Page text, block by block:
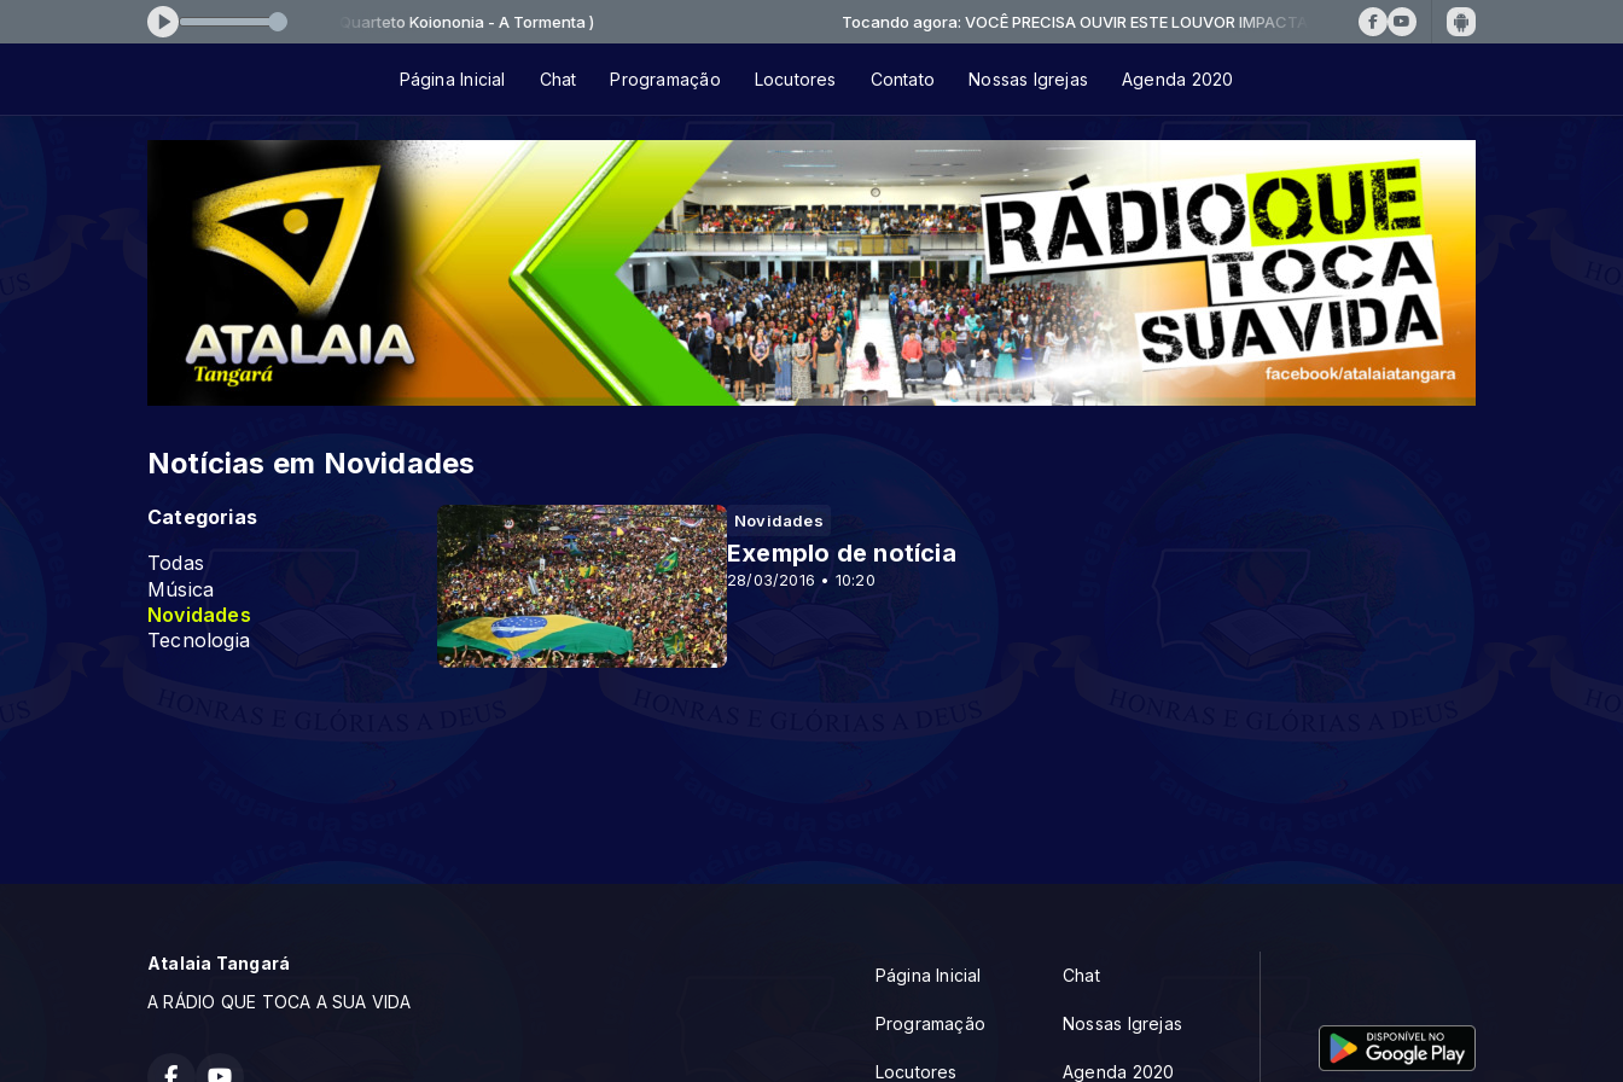
OUVIR ESTE LOUVOR IMPACTANTE ( Quarteto Koiononia - A Tormenta ) Tocando agora: VOCÊ PRECISA OUVIR ESTE LOUVOR IMPACTANTE ( Quarteto Koiononia - A Tormenta )
Página Inicial Chat Programação Locutores Contato Nossas Igrejas Agenda 2020
Notícias em Novidades
Categorias
Todas
Música
Novidades
Tecnologia
Novidades
28/03/2016 • 10:20
Exemplo de notícia
Atalaia Tangará
A RÁDIO QUE TOCA A SUA VIDA
Página Inicial
Programação
Locutores
Chat
Nossas Igrejas
Agenda 2020